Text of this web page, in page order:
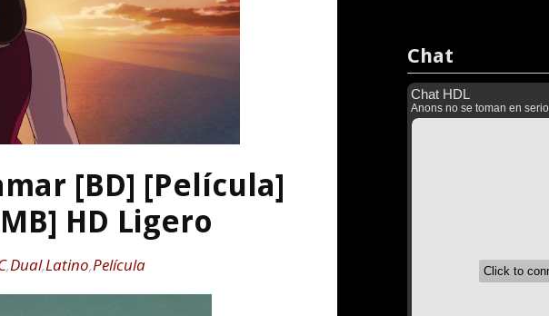
[BD] [Película]
HD Ligero
,Dual,Latino,Película
Chat